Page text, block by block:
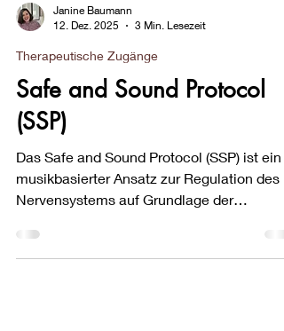
12. Dez. 2025
3 Min. Lesezeit
Therapeutische Zugänge
Safe and Sound Protocol
(SSP)
Das Safe and Sound Protocol (SSP) ist ein
musikbasierter Ansatz zur Regulation des
Nervensystems auf Grundlage der